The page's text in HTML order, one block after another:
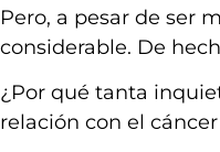
Pero, a pesar de ser
considerable. De
¿Por qué tanta
relación con el